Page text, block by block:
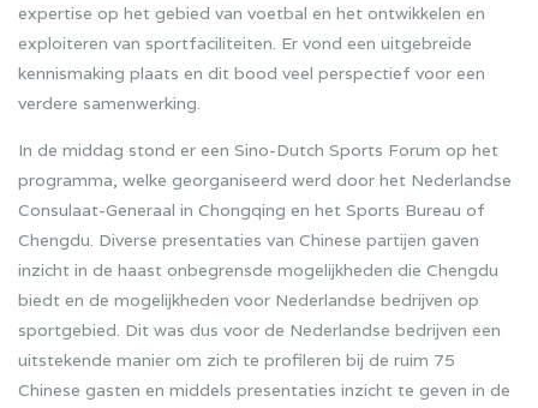
expertise op het gebied van voetbal en het ontwikkelen en
exploiteren van sportfaciliteiten. Er vond een uitgebreide
kennismaking plaats en dit bood veel perspectief voor een
verdere samenwerking.
In de middag stond er een Sino-Dutch Sports Forum op het
programma, welke georganiseerd werd door het Nederlandse
Consulaat-Generaal in Chongqing en het Sports Bureau of
Chengdu. Diverse presentaties van Chinese partijen gaven
inzicht in de haast onbegrensde mogelijkheden die Chengdu
biedt en de mogelijkheden voor Nederlandse bedrijven op
sportgebied. Dit was dus voor de Nederlandse bedrijven een
uitstekende manier om zich te profileren bij de ruim 75
Chinese gasten en middels presentaties inzicht te geven in de